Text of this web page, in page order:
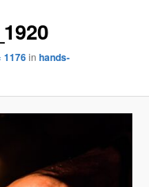
1176inhands-